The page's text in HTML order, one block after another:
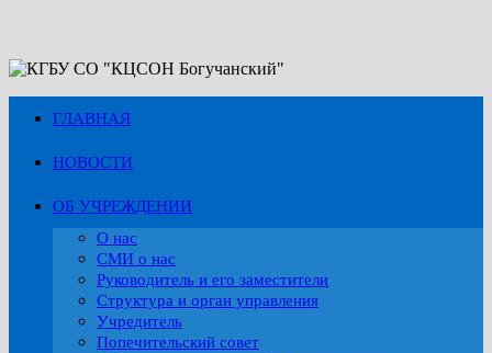
Перейти
к
содержимому
ГЛАВНАЯ
НОВОСТИ
ОБ УЧРЕЖДЕНИИ
О нас
СМИ о нас
Руководитель и его заместители
Структура и орган управления
Учредитель
Попечительский совет